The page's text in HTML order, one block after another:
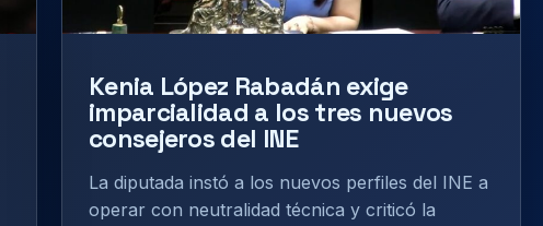
Kenia López Rabadán exige
imparcialidad a los tres nuevos
consejeros del INE
La diputada instó a los nuevos perfiles del INE a
operar con neutralidad técnica y criticó la